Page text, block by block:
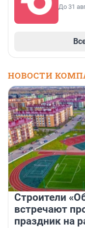
До 31
НОВОСТИ
Строители
встречают
праздник на